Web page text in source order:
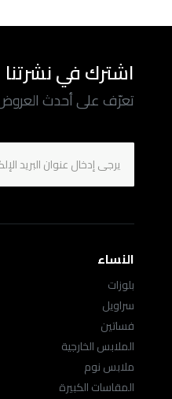
اشترك في نشرتنا
تعرّف على أحدث العروض
النساء
بلوزات
سراويل
فساتين
الملابس الخارجية
ملابس نوم
المقاسات الكبيرة